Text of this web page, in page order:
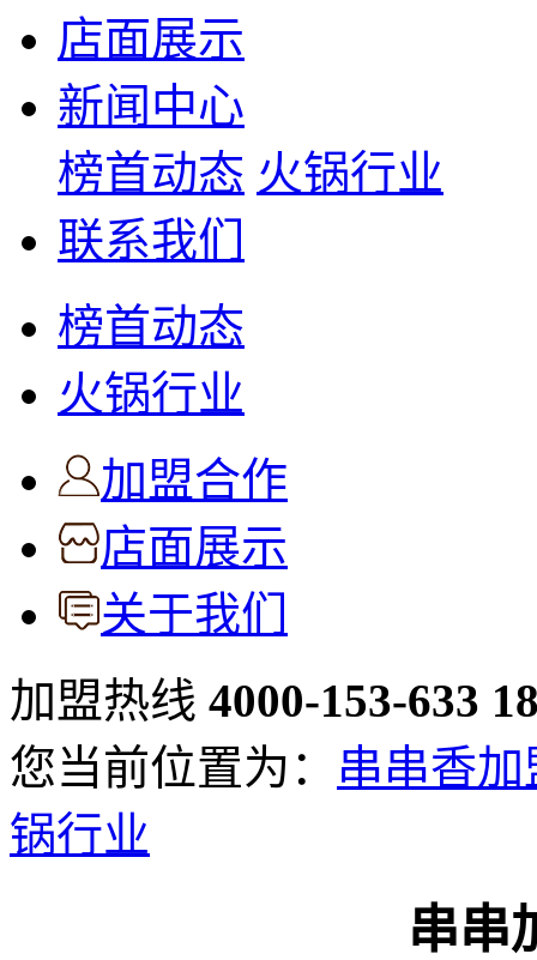
店面展示
新闻中心
榜首动态 火锅行业
联系我们
榜首动态
火锅行业
加盟合作
店面展示
关于我们
加盟热线 4000-153-633
您当前位置为： 串串香加
锅行业
串串